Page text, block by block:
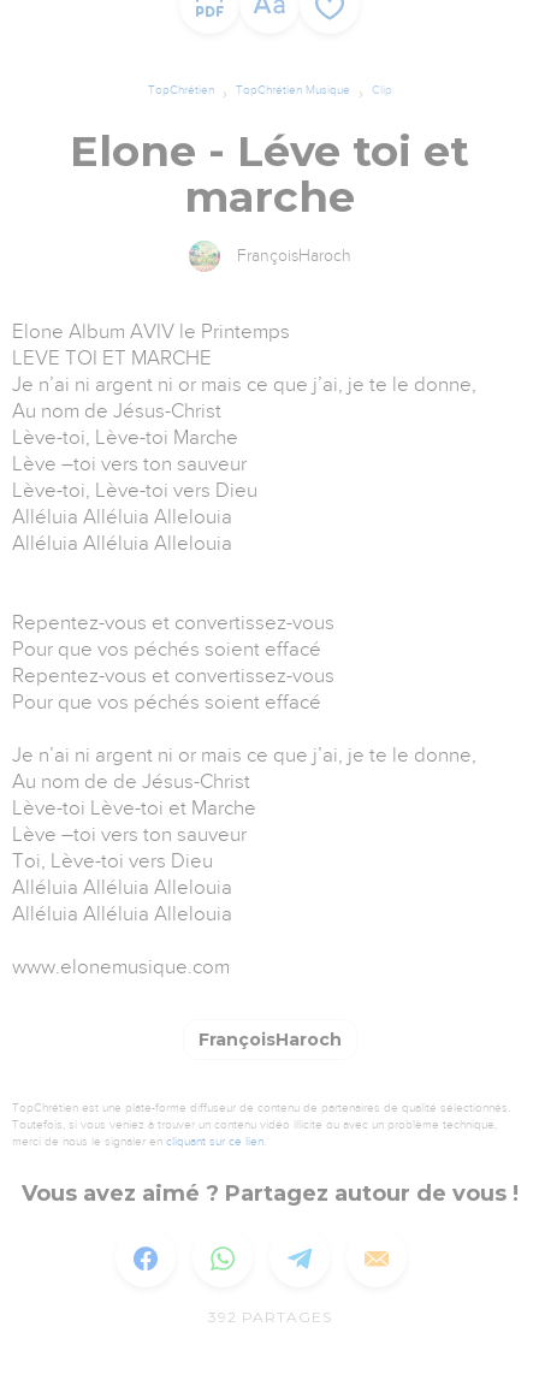
TopChrétien TopChrétien Musique Clip
Elone - Léve toi et
marche
FrançoisHaroch
Elone Album AVIV le Printemps
LEVE TOI ET MARCHE
Je n’ai ni argent ni or mais ce que j’ai, je te le donne,
Au nom de Jésus-Christ
Lève-toi, Lève-toi Marche
Lève –toi vers ton sauveur
Lève-toi, Lève-toi vers Dieu
Alléluia Alléluia Allelouia
Alléluia Alléluia Allelouia
Repentez-vous et convertissez-vous
Pour que vos péchés soient effacé
Repentez-vous et convertissez-vous
Pour que vos péchés soient effacé
Je n’ai ni argent ni or mais ce que j’ai, je te le donne,
Au nom de de Jésus-Christ
Lève-toi Lève-toi et Marche
Lève –toi vers ton sauveur
Toi, Lève-toi vers Dieu
Alléluia Alléluia Allelouia
Alléluia Alléluia Allelouia
www.elonemusique.com
FrançoisHaroch
TopChrétien est une plate-forme diffuseur de contenu de partenaires de qualité sélectionnés.
Toutefois, si vous veniez à trouver un contenu vidéo illicite ou avec un problème technique,
merci de nous le signaler en cliquant sur ce lien.
Vous avez aimé ? Partagez autour de vous !
392 PARTAGES